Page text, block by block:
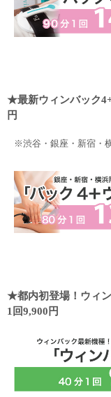
★最新ウィンバック
円
※渋谷・銀座・新宿・
★都内初登場！ウィ
1回9,900円